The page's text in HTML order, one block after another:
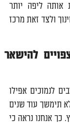
אותה ליפה יותר
ולצד זאת מרכז
להישאר
לנמוכים אפילו
תימשך עוד שנים
כך אנחנו נראה כי